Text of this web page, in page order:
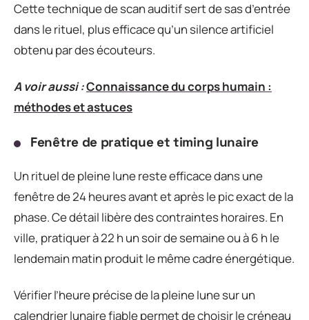
Cette technique de scan auditif sert de sas d’entrée
dans le rituel, plus efficace qu’un silence artificiel
obtenu par des écouteurs.
A voir aussi :Connaissance du corps humain :
méthodes et astuces
Fenêtre de pratique et timing lunaire
Un rituel de pleine lune reste efficace dans une
fenêtre de 24 heures avant et après le pic exact de la
phase. Ce détail libère des contraintes horaires. En
ville, pratiquer à 22 h un soir de semaine ou à 6 h le
lendemain matin produit le même cadre énergétique.
Vérifier l’heure précise de la pleine lune sur un
calendrier lunaire fiable permet de choisir le créneau